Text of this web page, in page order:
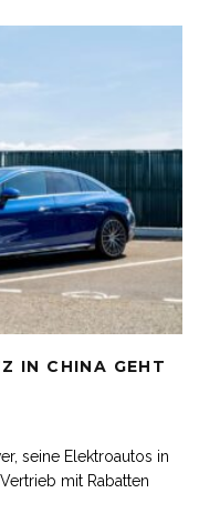
IN CHINA GEHT
seine Elektroautos in
mit Rabatten